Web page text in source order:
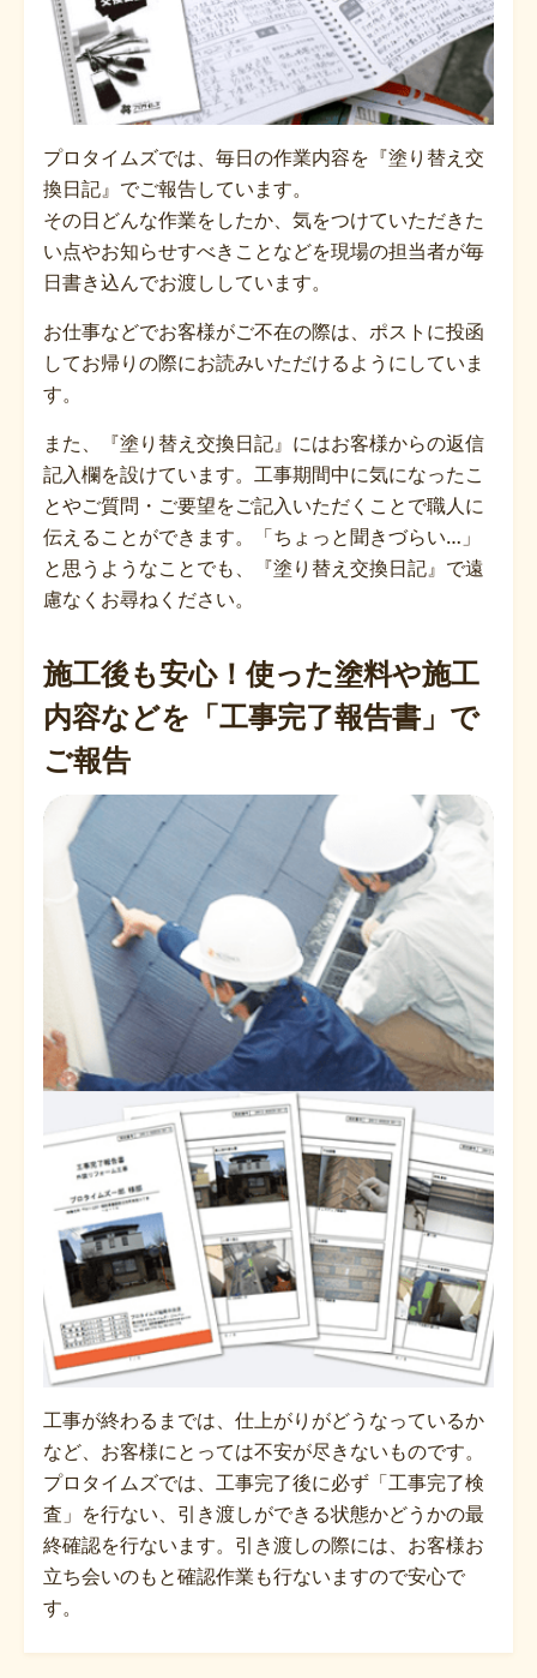
プロタイムズでは、毎日の作業内容を『塗り替え交
換日記』でご報告しています。
その日どんな作業をしたか、気をつけていただきた
い点やお知らせすべきことなどを現場の担当者が毎
日書き込んでお渡ししています。
お仕事などでお客様がご不在の際は、ポストに投函
してお帰りの際にお読みいただけるようにしていま
す。
また、『塗り替え交換日記』にはお客様からの返信
記入欄を設けています。工事期間中に気になったこ
とやご質問・ご要望をご記入いただくことで職人に
伝えることができます。「ちょっと聞きづらい…」
と思うようなことでも、『塗り替え交換日記』で遠
慮なくお尋ねください。
施工後も安心！使った塗料や施工
内容などを「工事完了報告書」で
ご報告
工事が終わるまでは、仕上がりがどうなっているか
など、お客様にとっては不安が尽きないものです。
プロタイムズでは、工事完了後に必ず「工事完了検
査」を行ない、引き渡しができる状態かどうかの最
終確認を行ないます。引き渡しの際には、お客様お
立ち会いのもと確認作業も行ないますので安心で
す。